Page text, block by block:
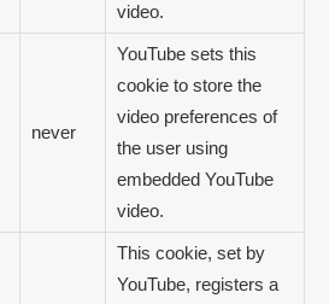
video.
never
YouTube sets this
cookie to store the
video preferences of
the user using
embedded YouTube
video.
This cookie, set by
YouTube, registers a